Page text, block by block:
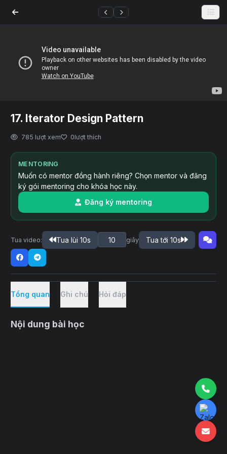
17. Iterator Design Pattern
785 lượt xem 0lượt thích
MENTORING
Muốn có mentor đồng hành riêng? Chọn mentor và đăng
ký gói mentoring cho khóa học này.
Đăng ký mentoring
Tua video: Tua lùi 10s giây Tua tới 10s
Tổng quan Ghi chú Hỏi đáp
Nội dung bài học